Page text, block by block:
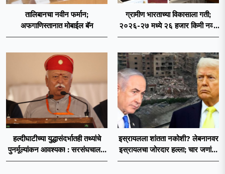
तालिबानचा नवीन फर्मान;
अफगाणिस्तानात मोबाईल बॅन
ग्रामीण भारताच्या विकासाला गती;
२०२६-२७ मध्ये २६ हजार किमी नव्या
रस्त्यांचे लक्ष्य!
हल्दीघाटीच्या युद्धासंदर्भातही तथ्यांचे
पुनर्मूल्यांकन आवश्यक! : सरसंघचालक
डॉ. मोहनजी भागवत
इस्रायलला शांतता नकोशी? लेबनानवर
इस्रायलचा जोरदार हल्ला; चार जणांचा
मृत्यू, इराण-अमेरिकेत आरोप-प्रत्यारोप